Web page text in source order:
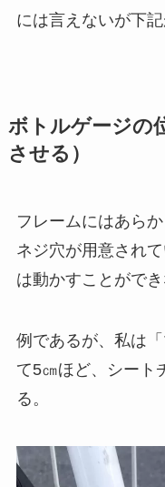
には言えないが下
ボトルゲージの
させる）
フレームにはあら
ネジ穴が用意され
は動かすことができ
例であるが、私は
て5㎝ほど、シート
る。